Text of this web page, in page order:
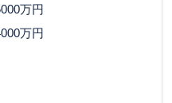
万円
万円